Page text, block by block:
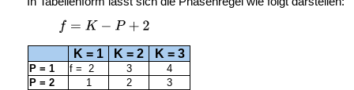
K = 1 K = 2 K = 3
P = 1 f = 2 3
4
P = 2
1 2
3